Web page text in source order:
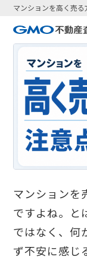
マンションを高く売
マンションを
ですよね。と
ではなく、何
ず不安に感じ